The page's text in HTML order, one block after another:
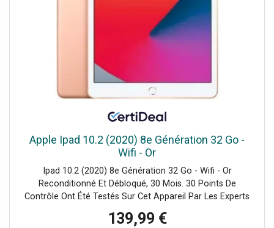
Apple Ipad 10.2 (2020) 8e Génération 32 Go -
Wifi - Or
Ipad 10.2 (2020) 8e Génération 32 Go - Wifi - Or
Reconditionné Et Débloqué, 30 Mois. 30 Points De
Contrôle Ont Été Testés Sur Cet Appareil Par Les Experts
139,99 €